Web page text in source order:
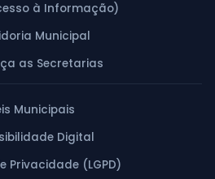
à Informação)
Municipal
as Secretarias
Municipais
Digital
Privacidade (LGPD)